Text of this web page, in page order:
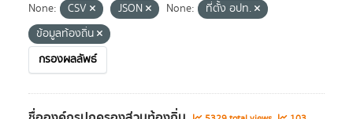
None: CSV JSON None:
ที่ตั้ง อปท.
ข้อมูลท้องถิ่น
กรองผลลัพธ์